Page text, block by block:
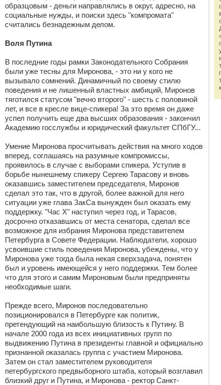
образцовым - деньги направлялись в округ, адресно, на
социальные нужды, и поиски здесь "компромата"
считались безнадежным делом.
Воля Путина
В последние годы рамки Законодательного Собрания
были уже тесны для Миронова, - это ни у кого не
вызывало сомнений. Динамичный по своему стилю
поведения и не лишенный властных амбиций, Миронов
тяготился статусом "вечно второго" - шесть с половиной
лет, и все в кресле вице-спикера! За это время он даже
успел получить еще два высших образования - закончил
Академию госслужбы и юридический факультет СПбГУ...
Умение Миронова просчитывать действия на много ходов
вперед, соглашаясь на разумные компромиссы,
проявилось в случае с выборами спикера. Уступив в
борьбе нынешнему спикеру Сергею Тарасову и вновь
оказавшись заместителем председателя, Миронов
сделал это так, что в другой, более важной для него
ситуации уже глава ЗакСа вынужден был оказать ему
поддержку. "Час Х" наступил через год, и Тарасов,
досрочно отказавшись от места сенатора, сделал все
возможное для избрания Миронова представителем
Петербурга в Совете Федерации. Наблюдатели, хорошо
усвоившие стиль поведения Миронова, убеждены, что у
Миронова уже тогда была некая сверхзадача, понятен
был и уровень имеющейся у него поддержки. Тем более
что для этого и самим Мироновым были предприняты
необходимые шаги.
Прежде всего, Миронов последовательно
позиционировался в Петербурге как политик,
претендующий на наибольшую близость к Путину. В
начале 2000 года из всех инициативных групп по
выдвижению Путина в президенты главной и официально
признанной оказалась группа с участием Миронова.
Затем он стал заместителем руководителя
петербургского предвыборного штаба, который возглавил
близкий друг и Путина, и Миронова - ректор Санкт-